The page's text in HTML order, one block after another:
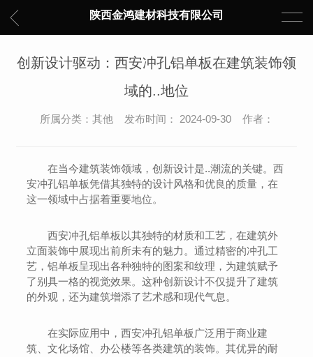
陕西金鸿建材科技有限公司
创新设计驱动：西安冲孔铝单板在建筑装饰领
域的..地位
所属分类：其他 发布时间： 2024-09-30 作者：
在当今建筑装饰领域，创新设计是..潮流的关键。西
安冲孔铝单板凭借其独特的设计风格和优良的质量，在
这一领域中占据着重要地位。
西安冲孔铝单板以其独特的材质和工艺，在建筑外
立面装饰中展现出前所未有的魅力。通过精密的冲孔工
艺，铝单板呈现出各种独特的图案和纹理，为建筑赋予
了别具一格的视觉效果。这种创新设计不仅提升了建筑
的外观，还为建筑增添了艺术感和现代气息。
在实际应用中，西安冲孔铝单板广泛用于商业建
筑、文化场馆、办公楼等各类建筑的装饰。其优异的耐